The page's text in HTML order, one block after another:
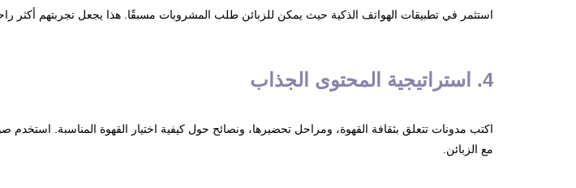
استثمر في تطبيقات الهواتف الذكية حيث يمكن للزبائن طلب المشروبات مسبقًا. هذا يجعل تجربتهم أكثر
4. استراتيجية المحتوى الجذاب
اكتب مدونات تتعلق بثقافة القهوة، ومراحل تحضيرها، ونصائح حول كيفية اختيار القهوة المناسبة. استخدم
مع الزبائن.